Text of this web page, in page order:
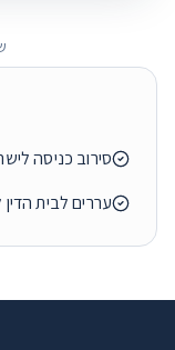
סירוב כניסה
עררים לבית